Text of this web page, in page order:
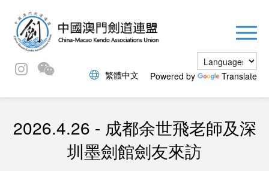
繁體中文 Powered by Translate
2026.4.26 - 成都余世飛老師及深
圳墨劍館劍友來訪